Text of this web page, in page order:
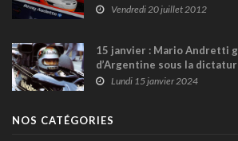
Vendredi 20 juillet 2012
15 janvier : Mario Andretti
d’Argentine sous la
Lundi 15 janvier 2024
NOS CATÉGORIES